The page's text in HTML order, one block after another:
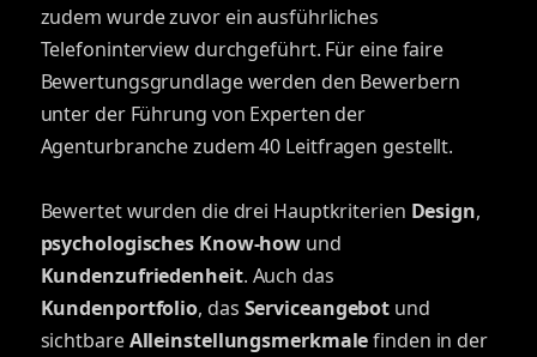
zudem wurde zuvor ein ausführliches
Telefoninterview durchgeführt. Für eine faire
Bewertungsgrundlage werden den Bewerbern
unter der Führung von Experten der
Agenturbranche zudem 40 Leitfragen gestellt.
Bewertet wurden die drei Hauptkriterien Design,
psychologisches Know-how und
Kundenzufriedenheit. Auch das
Kundenportfolio, das Serviceangebot und
sichtbareAlleinstellungsmerkmalefinden in der